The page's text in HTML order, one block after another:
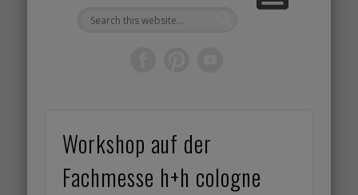
Workshop auf der
Fachmesse h+h cologne